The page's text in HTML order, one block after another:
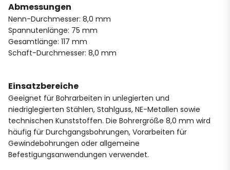
Abmessungen
Nenn-Durchmesser: 8,0 mm
Spannutenlänge: 75 mm
Gesamtlänge: 117 mm
Schaft-Durchmesser: 8,0 mm
Einsatzbereiche
Geeignet für Bohrarbeiten in unlegierten und
niedriglegierten Stählen, Stahlguss, NE-Metallen sowie
technischen Kunststoffen. Die Bohrergröße 8,0 mm wird
häufig für Durchgangsbohrungen, Vorarbeiten für
Gewindebohrungen oder allgemeine
Befestigungsanwendungen verwendet.